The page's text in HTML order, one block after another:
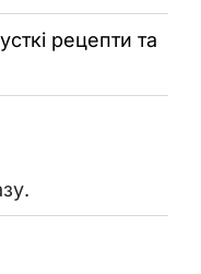
рецепти та